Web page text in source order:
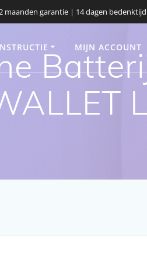
maanden garantie | 14 dagen bedenktijd
MIJN ACCOUNT